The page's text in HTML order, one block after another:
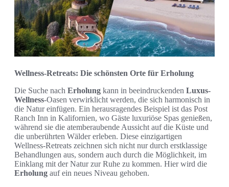
Wellness-Retreats: Die schönsten Orte für Erholung
Die Suche nach Erholung kann in beeindruckenden Luxus-
Wellness-Oasen verwirklicht werden, die sich harmonisch in
die Natur einfügen. Ein herausragendes Beispiel ist das Post
Ranch Inn in Kalifornien, wo Gäste luxuriöse Spas genießen,
während sie die atemberaubende Aussicht auf die Küste und
die unberührten Wälder erleben. Diese einzigartigen
Wellness-Retreats zeichnen sich nicht nur durch erstklassige
Behandlungen aus, sondern auch durch die Möglichkeit, im
Einklang mit der Natur zur Ruhe zu kommen. Hier wird die
Erholung auf ein neues Niveau gehoben.